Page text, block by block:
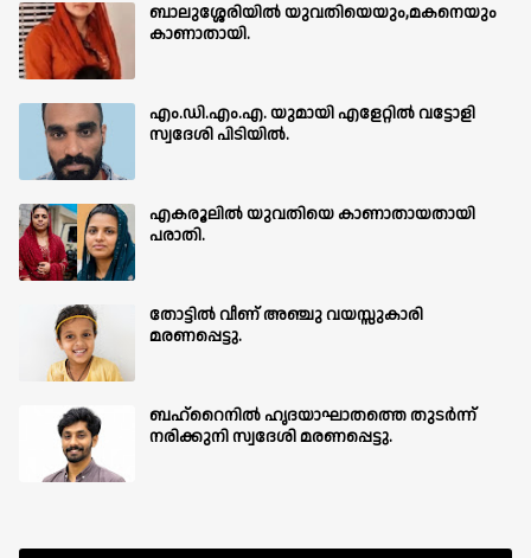
ബാലുശ്ശേരിയില്‍ യുവതിയെയും,മകനെയും
കാണാതായി.
എം.ഡി.എം.എ. യുമായി എളേറ്റിൽ വട്ടോളി
സ്വദേശി പിടിയിൽ.
എകരൂലിൽ യുവതിയെ കാണാതായതായി
പരാതി.
തോട്ടിൽ വീണ് അഞ്ചു വയസ്സുകാരി
മരണപ്പെട്ടു.
ബഹ്‌റൈനിൽ ഹൃദയാഘാതത്തെ തുടർന്ന്
നരിക്കുനി സ്വദേശി മരണപ്പെട്ടു.